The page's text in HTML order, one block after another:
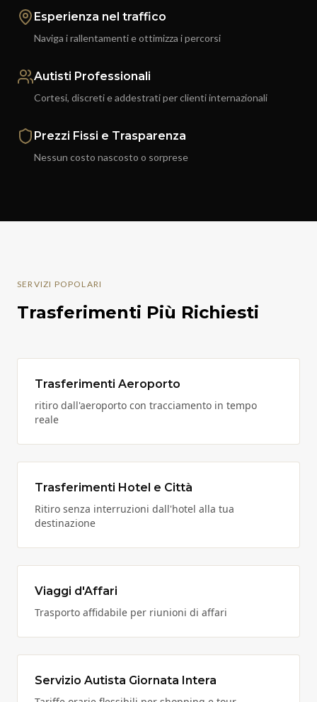
Esperienza nel traffico
Naviga i rallentamenti e ottimizza i percorsi
Autisti Professionali
Cortesi, discreti e addestrati per clienti internazionali
Prezzi Fissi e Trasparenza
Nessun costo nascosto o sorprese
SERVIZI POPOLARI
Trasferimenti Più Richiesti
Trasferimenti Aeroporto
ritiro dall'aeroporto con tracciamento in tempo
reale
Trasferimenti Hotel e Città
Ritiro senza interruzioni dall'hotel alla tua
destinazione
Viaggi d'Affari
Trasporto affidabile per riunioni di affari
Servizio Autista Giornata Intera